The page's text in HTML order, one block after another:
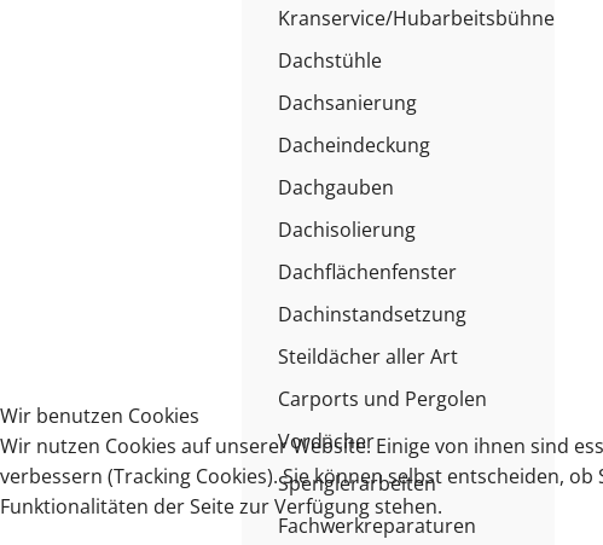
Kranservice/Hubarbeitsbühne
Dachstühle
Dachsanierung
Dacheindeckung
Dachgauben
Dachisolierung
Dachflächenfenster
Dachinstandsetzung
Steildächer aller Art
Carports und Pergolen
Vordächer
Spenglerarbeiten
Fachwerkreparaturen
Wir benutzen Cookies
Wir nutzen Cookies auf unserer Website. Einige von ihnen sind
verbessern (Tracking Cookies). Sie können selbst entscheiden,
Funktionalitäten der Seite zur Verfügung stehen.